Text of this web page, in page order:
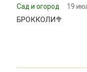
Сад и огород 19
БРОККОЛИ🥦